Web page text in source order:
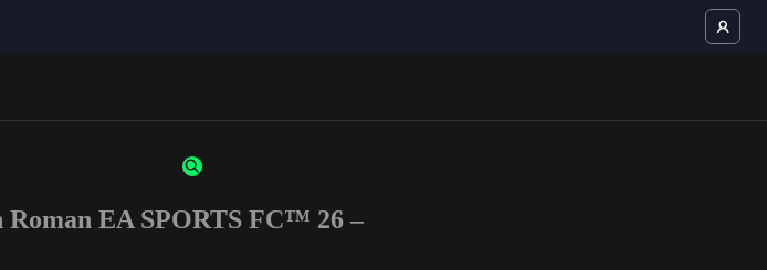
3 characters or numbers
EA SPORTS FC™ 26 –